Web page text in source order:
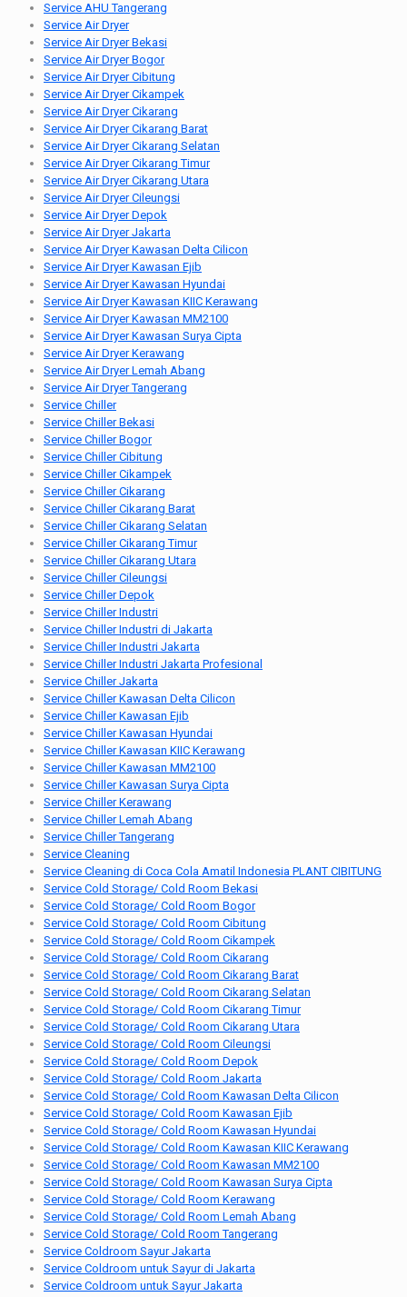
Service AHU Tangerang
Service Air Dryer
Service Air Dryer Bekasi
Service Air Dryer Bogor
Service Air Dryer Cibitung
Service Air Dryer Cikampek
Service Air Dryer Cikarang
Service Air Dryer Cikarang Barat
Service Air Dryer Cikarang Selatan
Service Air Dryer Cikarang Timur
Service Air Dryer Cikarang Utara
Service Air Dryer Cileungsi
Service Air Dryer Depok
Service Air Dryer Jakarta
Service Air Dryer Kawasan Delta Cilicon
Service Air Dryer Kawasan Ejib
Service Air Dryer Kawasan Hyundai
Service Air Dryer Kawasan KIIC Kerawang
Service Air Dryer Kawasan MM2100
Service Air Dryer Kawasan Surya Cipta
Service Air Dryer Kerawang
Service Air Dryer Lemah Abang
Service Air Dryer Tangerang
Service Chiller
Service Chiller Bekasi
Service Chiller Bogor
Service Chiller Cibitung
Service Chiller Cikampek
Service Chiller Cikarang
Service Chiller Cikarang Barat
Service Chiller Cikarang Selatan
Service Chiller Cikarang Timur
Service Chiller Cikarang Utara
Service Chiller Cileungsi
Service Chiller Depok
Service Chiller Industri
Service Chiller Industri di Jakarta
Service Chiller Industri Jakarta
Service Chiller Industri Jakarta Profesional
Service Chiller Jakarta
Service Chiller Kawasan Delta Cilicon
Service Chiller Kawasan Ejib
Service Chiller Kawasan Hyundai
Service Chiller Kawasan KIIC Kerawang
Service Chiller Kawasan MM2100
Service Chiller Kawasan Surya Cipta
Service Chiller Kerawang
Service Chiller Lemah Abang
Service Chiller Tangerang
Service Cleaning
Service Cleaning di Coca Cola Amatil Indonesia PLANT CIBITUNG
Service Cold Storage/ Cold Room Bekasi
Service Cold Storage/ Cold Room Bogor
Service Cold Storage/ Cold Room Cibitung
Service Cold Storage/ Cold Room Cikampek
Service Cold Storage/ Cold Room Cikarang
Service Cold Storage/ Cold Room Cikarang Barat
Service Cold Storage/ Cold Room Cikarang Selatan
Service Cold Storage/ Cold Room Cikarang Timur
Service Cold Storage/ Cold Room Cikarang Utara
Service Cold Storage/ Cold Room Cileungsi
Service Cold Storage/ Cold Room Depok
Service Cold Storage/ Cold Room Jakarta
Service Cold Storage/ Cold Room Kawasan Delta Cilicon
Service Cold Storage/ Cold Room Kawasan Ejib
Service Cold Storage/ Cold Room Kawasan Hyundai
Service Cold Storage/ Cold Room Kawasan KIIC Kerawang
Service Cold Storage/ Cold Room Kawasan MM2100
Service Cold Storage/ Cold Room Kawasan Surya Cipta
Service Cold Storage/ Cold Room Kerawang
Service Cold Storage/ Cold Room Lemah Abang
Service Cold Storage/ Cold Room Tangerang
Service Coldroom Sayur Jakarta
Service Coldroom untuk Sayur di Jakarta
Service Coldroom untuk Sayur Jakarta